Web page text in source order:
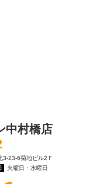
中村橋店
23-6菊地ビル2Ｆ
火曜日・水曜日